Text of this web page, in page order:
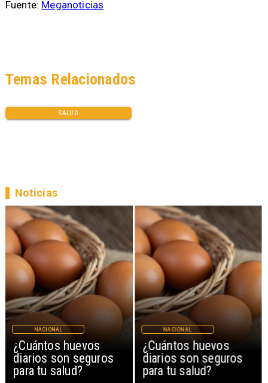
Fuente: Meganoticias
SALUD
Temas Relacionados
¿Cuántos huevos
diarios son seguros
para tu salud?
NACIONAL
¿Cuántos huevos
diarios son seguros
para tu salud?
NACIONAL
Noticias